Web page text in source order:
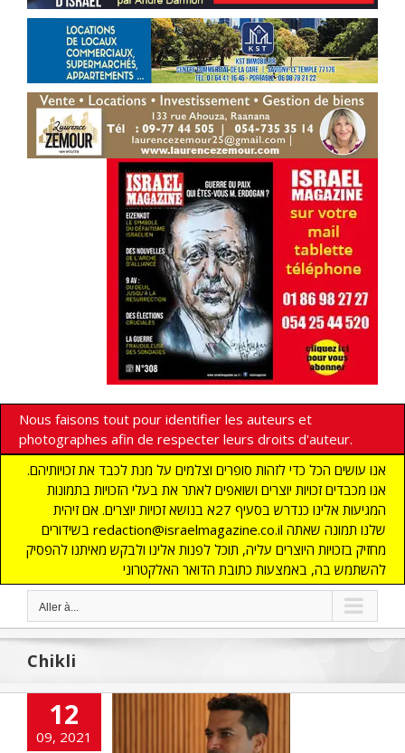
Nous faisons tout pour identifier les auteurs et
photographes afin de respecter leurs droits d'auteur.
אנו עושים הכל כדי לזהות סופרים וצלמים על מנת לכבד את זכויותיהם.
אנו מכבדים זכויות יוצרים ושואפים לאתר את בעלי הזכויות בתמונות
המגיעות אלינו כנדרש בסעיף 27א בנושא זכויות יוצרים. אם זיהית
בשידורים redaction@israelmagazine.co.il שלנו תמונה שאתה
מחזיק בזכויות היוצרים עליה, תוכל לפנות אלינו ולבקש מאיתנו להפסיק
להשתמש בה, באמצעות כתובת הדואר האלקטרוני
Aller à...
Chikli
12
09, 2021
Chikli le
rebelle qui a